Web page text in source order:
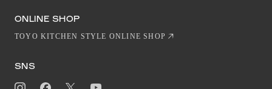
ONLINE SHOP
TOYO KITCHEN STYLE ONLINE SHOP
SNS